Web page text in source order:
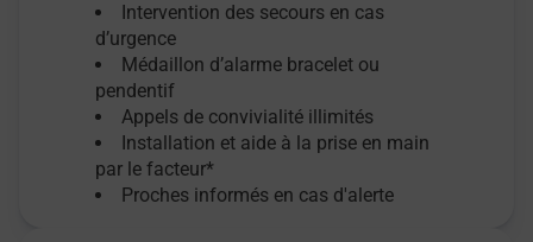
Intervention des secours en cas
d’urgence
Médaillon d’alarme bracelet ou
pendentif
Appels de convivialité illimités
Installation et aide à la prise en main
par le facteur*
Proches informés en cas d'alerte